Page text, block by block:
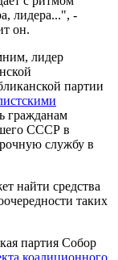
лидера...", -
он.
лидер
партии
гражданам
СССР в
службу в
найти средства
таких
партия Собор
коалиционного